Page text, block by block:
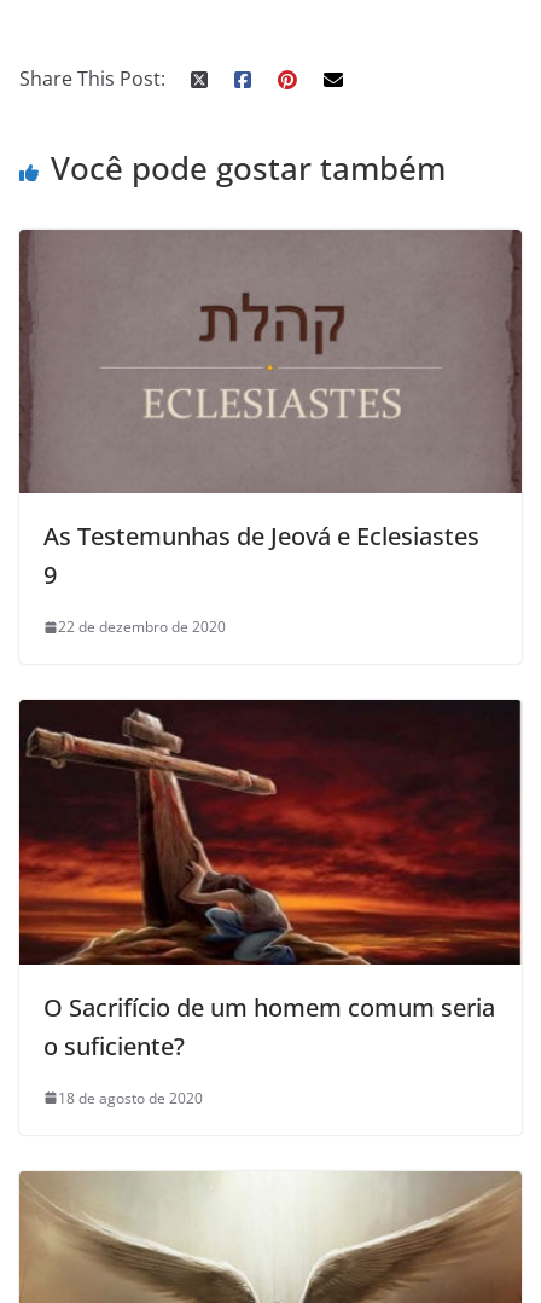
Share This Post:
Você pode gostar também
As Testemunhas de Jeová e Eclesiastes
9
22 de dezembro de 2020
O Sacrifício de um homem comum seria
o suficiente?
18 de agosto de 2020